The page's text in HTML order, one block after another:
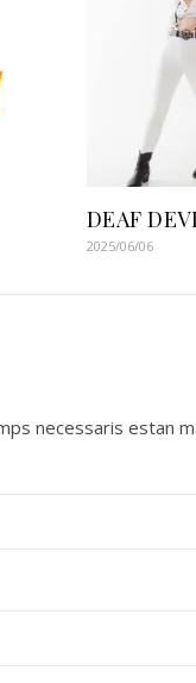
DEAF
2025/06/06
necessaris estan